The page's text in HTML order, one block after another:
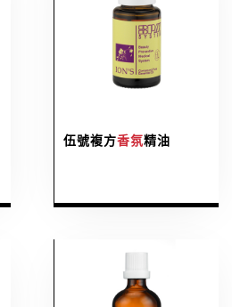
伍號複方香氛精油